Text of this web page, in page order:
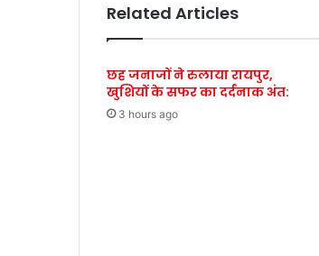
Related Articles
छह जनाजों ने रुलाया रायपुर,
खुशियों के सफर का दर्दनाक अंत:
3 hours ago